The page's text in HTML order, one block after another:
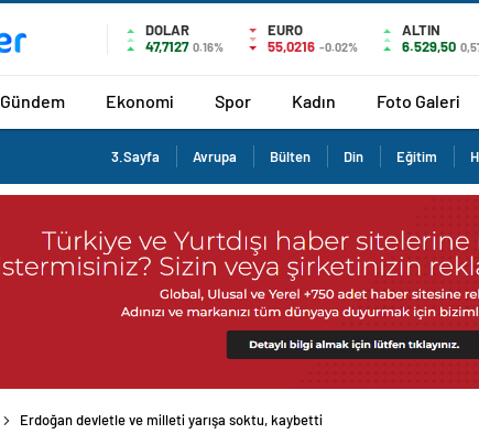
DOLAR
47,7127 0.16%
EURO
55,0216 -0.02%
ALTIN
6.529,50
Gündem Ekonomi Spor Kadın Foto Galeri
3.Sayfa Avrupa Bülten Din Eğitim
Erdoğan devletle ve milleti yarışa soktu, kaybetti